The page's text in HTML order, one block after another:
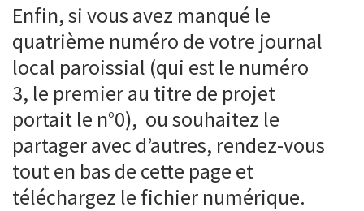
Enfin, si vous avez manqué le
quatrième numéro de votre journal
local paroissial (qui est le numéro
3, le premier au titre de projet
portait le n°0), ou souhaitez le
partager avec d’autres, rendez-vous
tout en bas de cette page et
téléchargez le fichier numérique.